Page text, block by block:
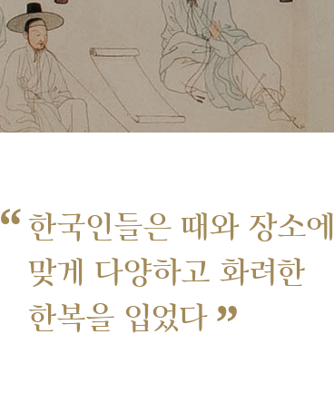
“ 한국인들은 때와 장소에
맞게 다양하고 화려한
한복을 입었다 ”